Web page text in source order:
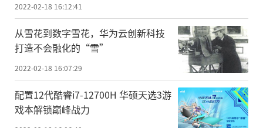
2022-02-18 16:12:41
从雪花到数字雪花，华为云创新科技
打造不会融化的“雪”
2022-02-18 16:07:29
配置12代酷睿i7-12700H 华硕天选3游
戏本解锁巅峰战力